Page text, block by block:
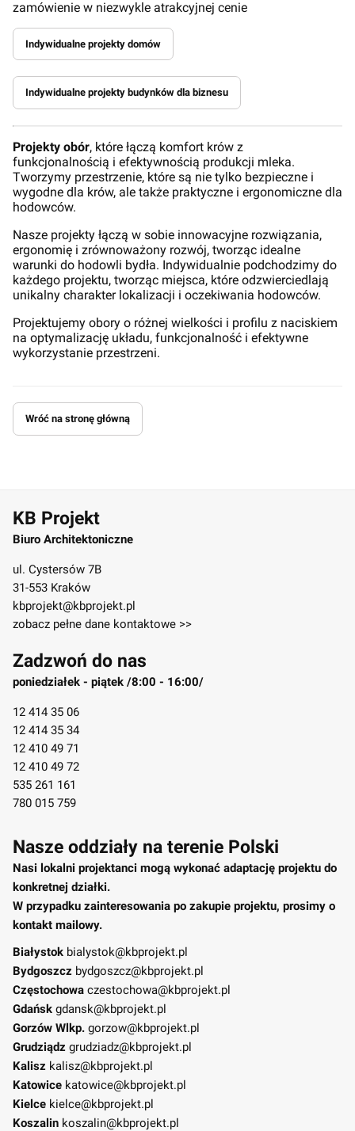
zamówienie w niezwykle atrakcyjnej cenie
Indywidualne projekty domów
Indywidualne projekty budynków dla biznesu
Projekty obór, które łączą komfort krów z
funkcjonalnością i efektywnością produkcji mleka.
Tworzymy przestrzenie, które są nie tylko bezpieczne i
wygodne dla krów, ale także praktyczne i ergonomiczne dla
hodowców.
Nasze projekty łączą w sobie innowacyjne rozwiązania,
ergonomię i zrównoważony rozwój, tworząc idealne
warunki do hodowli bydła. Indywidualnie podchodzimy do
każdego projektu, tworząc miejsca, które odzwierciedlają
unikalny charakter lokalizacji i oczekiwania hodowców.
Projektujemy obory o różnej wielkości i profilu z naciskiem
na optymalizację układu, funkcjonalność i efektywne
wykorzystanie przestrzeni.
Wróć na stronę główną
KB Projekt
Biuro Architektoniczne
ul. Cystersów 7B
31-553 Kraków
kbprojekt@kbprojekt.pl
zobacz pełne dane kontaktowe >>
Zadzwoń do nas
poniedziałek - piątek /8:00 - 16:00/
12 414 35 06
12 414 35 34
12 410 49 71
12 410 49 72
535 261 161
780 015 759
Nasze oddziały na terenie Polski
Nasi lokalni projektanci mogą wykonać adaptację projektu do
konkretnej działki.
W przypadku zainteresowania po zakupie projektu, prosimy o
kontakt mailowy.
Białystok bialystok@kbprojekt.pl
Bydgoszcz bydgoszcz@kbprojekt.pl
Częstochowa czestochowa@kbprojekt.pl
Gdańsk gdansk@kbprojekt.pl
Gorzów Wlkp. gorzow@kbprojekt.pl
Grudziądz grudziadz@kbprojekt.pl
Kalisz kalisz@kbprojekt.pl
Katowice katowice@kbprojekt.pl
Kielce kielce@kbprojekt.pl
Koszalin koszalin@kbprojekt.pl